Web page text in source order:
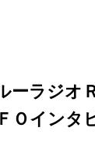
ーラジオ
Ｏインタ